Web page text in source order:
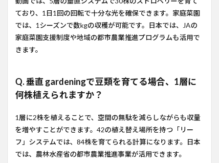
ており、1日1回の回転で十分な光を確保できます。家庭菜園
では、1シーズンで数kgの収穫が可能です。日本では、JAの
家庭菜園支援制度や地域の都市農業推進プログラムも活用で
きます。
Q. 垂直 gardeningで豆類を育てる場合、1層に
何株植えられますか？
1層に2株を植えることで、空間の無駄を減らしながらも収量
を増やすことができます。42の植え替え場所を持つ「リー
フ」システムでは、84株を育てられる計算になります。日本
では、農林水産省の都市農業推進事業が活用できます。